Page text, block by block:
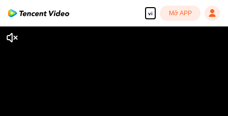
vi Mở APP